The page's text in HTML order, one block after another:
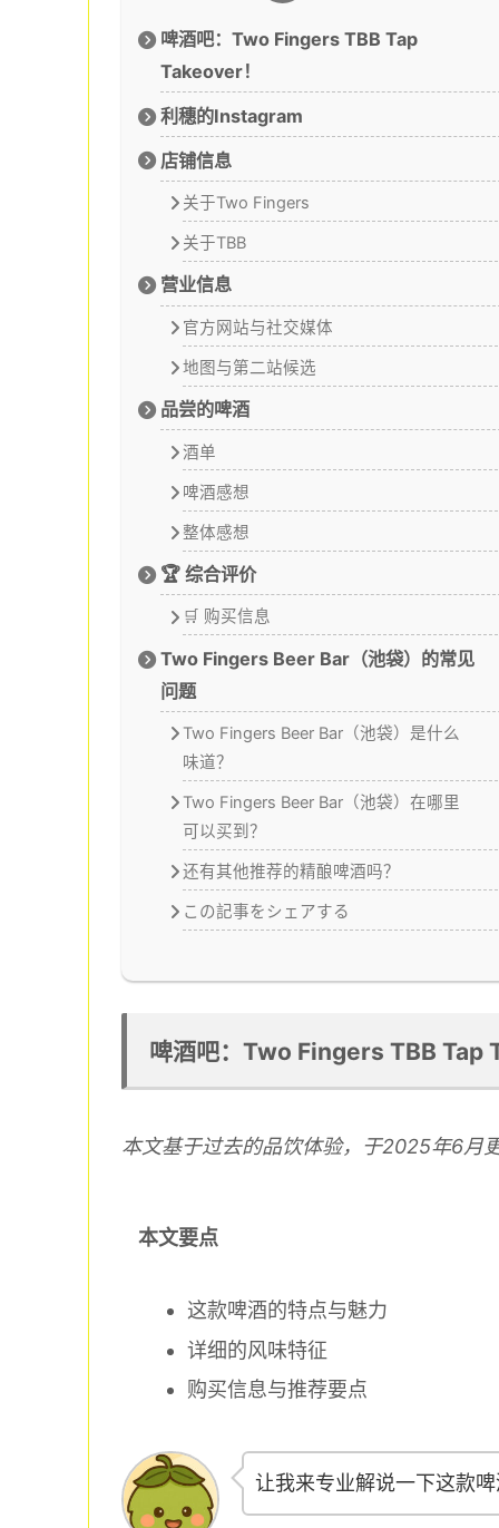
啤酒吧：Two Fingers TBB Tap
Takeover！
利穗的Instagram
店铺信息
关于Two Fingers
关于TBB
营业信息
官方网站与社交媒体
地图与第二站候选
品尝的啤酒
酒单
啤酒感想
整体感想
🏆 综合评价
🛒 购买信息
Two Fingers Beer Bar（池袋）的常见
问题
Two Fingers Beer Bar（池袋）是什么
味道？
Two Fingers Beer Bar（池袋）在哪里
可以买到？
还有其他推荐的精酿啤酒吗？
この記事をシェアする
啤酒吧：Two Fingers TBB Tap
本文基于过去的品饮体验，于2025年6月
本文要点
这款啤酒的特点与魅力
详细的风味特征
购买信息与推荐要点
让我来专业解说一下这款